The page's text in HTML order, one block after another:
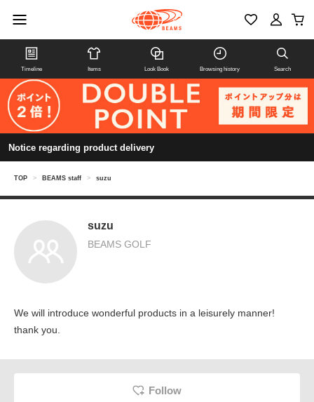
Timeline Items Look Book Browsing history Search
Notice regarding product delivery
TOP > BEAMS staff > suzu
suzu
BEAMS GOLF
We will introduce wonderful products in a leisurely manner!
thank you.
Follow